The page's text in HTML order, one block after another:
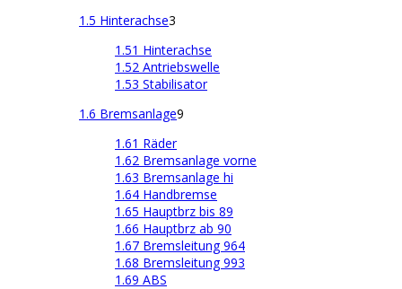
1.5 Hinterachse3
1.51 Hinterachse
1.52 Antriebswelle
1.53 Stabilisator
1.6 Bremsanlage9
1.61 Räder
1.62 Bremsanlage vorne
1.63 Bremsanlage hi
1.64 Handbremse
1.65 Hauptbrz bis 89
1.66 Hauptbrz ab 90
1.67 Bremsleitung 964
1.68 Bremsleitung 993
1.69 ABS